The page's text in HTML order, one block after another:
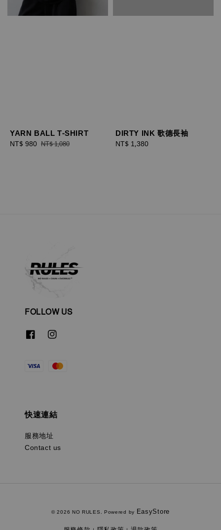
YARN BALL T-SHIRT
Sale
NT$ 980 Regular
NT$ 1,080
DIRTY INK 歌德長袖
Regular
NT$ 1,380
FOLLOW US
快速連結
服務地址
Contact us
© 2026 NO RULES. Powered by EasyStore